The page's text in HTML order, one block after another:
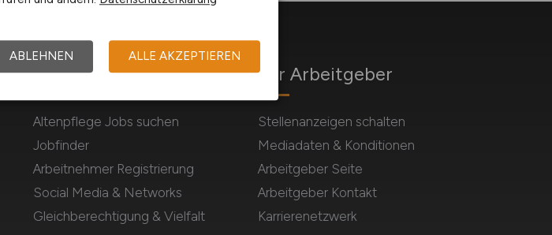
Für Arbeitnehmer
Altenpflege Jobs suchen
Jobfinder
Arbeitnehmer Registrierung
Social Media & Networks
Gleichberechtigung & Vielfalt
Für Arbeitgeber
Stellenanzeigen schalten
Mediadaten & Konditionen
Arbeitgeber Seite
Arbeitgeber Kontakt
Karrierenetzwerk
ABLEHNEN ALLE AKZEPTIEREN